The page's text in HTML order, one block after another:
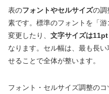
表のフォントやセルサイズの調
素です。標準のフォントを「
変更したり、 文字サイズは
なります。セル幅は、最も長
せることで全体が整います。
フォント・セルサイズ調整のコ